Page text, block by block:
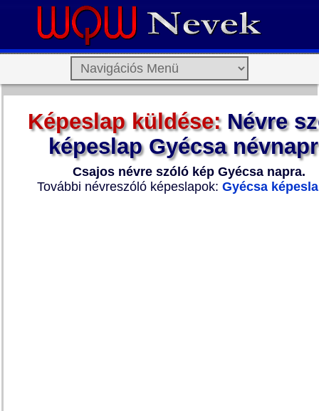
Képeslap küldése:Névre
képeslap Gyécsa
Csajos névre szóló kép Gyécsa napra.
További névreszóló képeslapok:Gyécsa